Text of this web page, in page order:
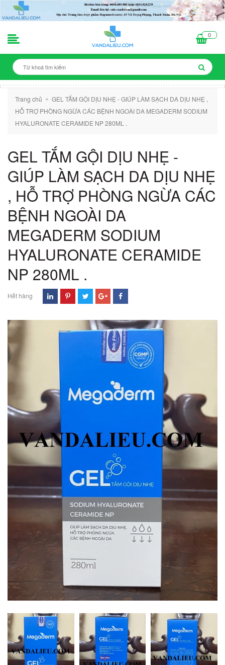
0
Trang chủ + GEL TẮM GỘI DỊU NHẸ - GIÚP LÀM SẠCH DA DỊU NHẸ ,
HỖ TRỢ PHÒNG NGỪA CÁC BỆNH NGOÀI DA MEGADERM SODIUM
HYALURONATE CERAMIDE NP 280ML .
GEL TẮM GỘI DỊU NHẸ -
GIÚP LÀM SẠCH DA DỊU NHẸ
, HỖ TRỢ PHÒNG NGỪA CÁC
BỆNH NGOÀI DA
MEGADERM SODIUM
HYALURONATE CERAMIDE
NP 280ML .
Hết hàng